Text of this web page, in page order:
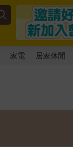
家電 居家休閒